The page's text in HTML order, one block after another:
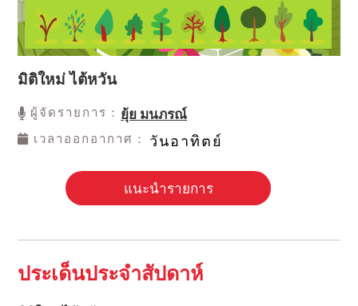
มิติใหม่ ไต้หวัน
ผู้จัดรายการ： ยุ้ย มนภรณ์
เวลาออกอากาศ： วันอาทิตย์
แนะนำรายการ
ประเด็นประจำสัปดาห์